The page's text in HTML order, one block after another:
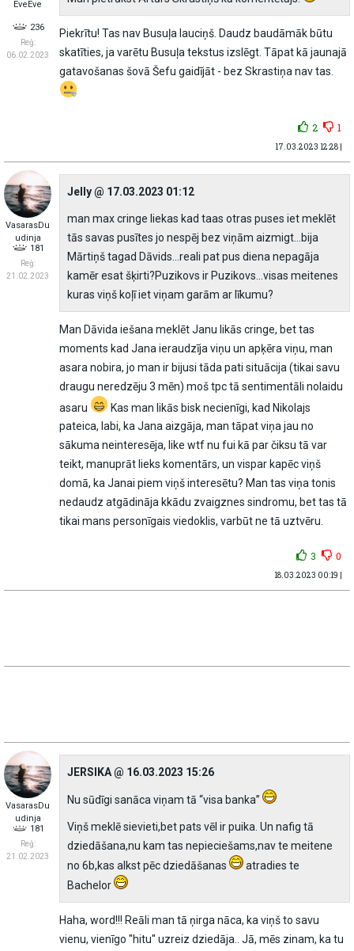
EveEve
236
Reģ:
06.02.2023
Piekrītu! Tas nav Busuļa lauciņš. Daudz baudāmāk būtu
skatīties, ja varētu Busuļa tekstus izslēgt. Tāpat kā jaunajā
gatavošanas šovā Šefu gaidījāt - bez Skrastiņa nav tas.
2 1
17.03.2023 12:28 |
VasarasDu
udinja
181
Reģ:
21.02.2023
Jelly @ 17.03.2023 01:12
man max cringe liekas kad taas otras puses iet meklēt
tās savas pusītes jo nespēj bez viņām aizmigt...bija
Mārtiņš tagad Dāvids...reali pat pus diena nepagāja
kamēr esat šķirti?Puzikovs ir Puzikovs...visas meitenes
kuras viņš koļī iet viņam garām ar līkumu?
Man Dāvida iešana meklēt Janu likās cringe, bet tas
moments kad Jana ieraudzīja viņu un apķēra viņu, man
asara nobira, jo man ir bijusi tāda pati situācija (tikai savu
draugu neredzēju 3 mēn) moš tpc tā sentimentāli nolaidu
asaru
Kas man likās bisk necienīgi, kad Nikolajs
pateica, labi, ka Jana aizgāja, man tāpat viņa jau no
sākuma neinteresēja, like wtf nu fui kā par čiksu tā var
teikt, manuprāt lieks komentārs, un vispar kapēc viņš
domā, ka Janai piem viņš interesētu? Man tas viņa tonis
nedaudz atgādināja kkādu zvaigznes sindromu, bet tas tā
tikai mans personīgais viedoklis, varbūt ne tā uztvēru.
3 0
18.03.2023 00:19 |
VasarasDu
udinja
181
Reģ:
21.02.2023
JERSIKA @ 16.03.2023 15:26
Nu sūdīgi sanāca viņam tā “visa banka”
Viņš meklē sievieti,bet pats vēl ir puika. Un nafig tā
dziedāšana,nu kam tas nepieciešams,nav te meitene
no 6b,kas alkst pēc dziedāšanas
atradies te
Bachelor
Haha, word!!! Reāli man tā ņirga nāca, ka viņš to savu
vienu, vienīgo ''hitu'' uzreiz dziedāja.. Jā, mēs zinam, ka tu